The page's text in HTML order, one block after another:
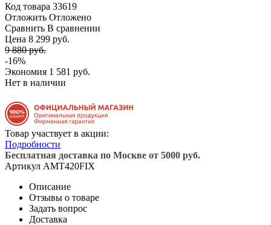
Код товара 33619
Отложить Отложено
Сравнить В сравнении
Цена 8 299 руб.
9 880 руб.
-16%
Экономия 1 581 руб.
Нет в наличии
Товар участвует в акции:
Подробности
Бесплатная доставка по Москве от 5000 руб.
Артикул AMT420FIX
Описание
Отзывы о товаре
Задать вопрос
Доставка